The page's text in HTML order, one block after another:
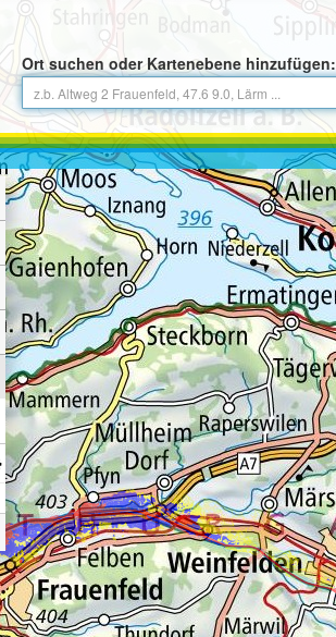
Ort suchen oder Kartenebene hinzufügen: